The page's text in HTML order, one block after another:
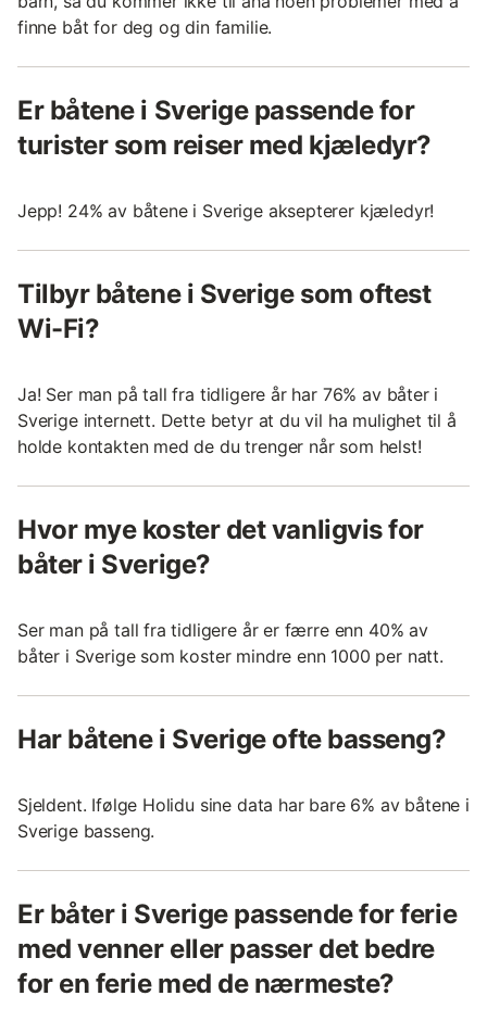
finne båt for deg og din familie.
Er båtene i Sverige passende for
turister som reiser med kjæledyr?
Jepp! 24% av båtene i Sverige aksepterer kjæledyr!
Tilbyr båtene i Sverige som oftest
Wi-Fi?
Ja! Ser man på tall fra tidligere år har 76% av båter i
Sverige internett. Dette betyr at du vil ha mulighet til å
holde kontakten med de du trenger når som helst!
Hvor mye koster det vanligvis for
båter i Sverige?
Ser man på tall fra tidligere år er færre enn 40% av
båter i Sverige som koster mindre enn 1000 per natt.
Har båtene i Sverige ofte basseng?
Sjeldent. Ifølge Holidu sine data har bare 6% av båtene i
Sverige basseng.
Er båter i Sverige passende for ferie
med venner eller passer det bedre
for en ferie med de nærmeste?